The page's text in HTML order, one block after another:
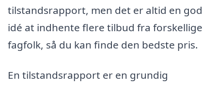
tilstandsrapport, men det er altid en god
idé at indhente flere tilbud fra forskellige
fagfolk, så du kan finde den bedste pris.
En tilstandsrapport er en grundig